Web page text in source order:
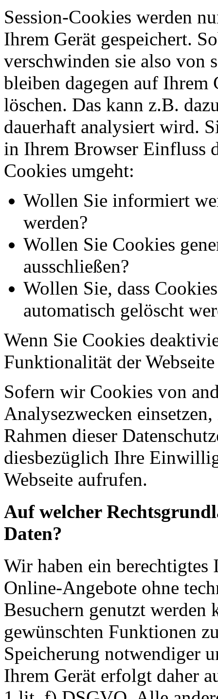
Session-Cookies werden
Ihrem Gerät gespeichert.
verschwinden sie also von
bleiben dagegen auf Ihrem
löschen. Das kann z.B.
dauerhaft analysiert wird.
in Ihrem Browser Einfluss
Cookies umgeht:
Wollen Sie informiert
werden?
Wollen Sie Cookies
ausschließen?
Wollen Sie, dass
automatisch gelöscht
Wenn Sie Cookies
Funktionalität der
Sofern wir Cookies von
Analysezwecken
Rahmen dieser
diesbezüglich Ihre
Webseite aufrufen.
Auf welcher
Daten?
Wir haben ein berechtigtes
Online-Angebote ohne
Besuchern genutzt werden
gewünschten Funktionen
Speicherung notwendiger
Ihrem Gerät erfolgt daher